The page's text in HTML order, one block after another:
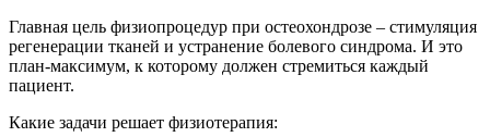
Главная цель физиопроцедур при остеохондрозе – стимуляция
регенерации тканей и устранение болевого синдрома. И это
план-максимум, к которому должен стремиться каждый
пациент.
Какие задачи решает физиотерапия: